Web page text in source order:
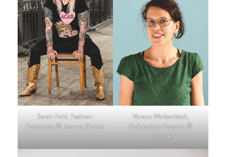
Sarah Held, Fashion-
Forscherin © Joanna Pianka
Verena Weißenböck,
Opferschutz-Expertin ©
TAMAR